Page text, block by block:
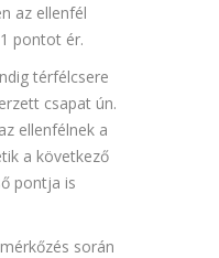
az ellenfél
pontot ér.
térfélcsere
csapat ún.
ellenfélnek a
a következő
pontja is
során